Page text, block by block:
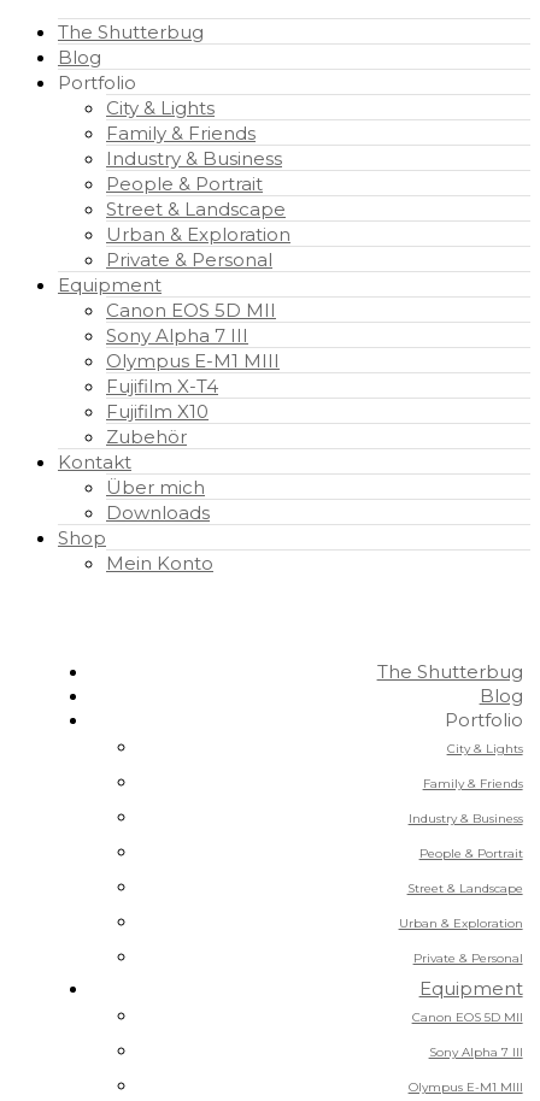
The Shutterbug
Blog
Portfolio
City & Lights
Family & Friends
Industry & Business
People & Portrait
Street & Landscape
Urban & Exploration
Private & Personal
Equipment
Canon EOS 5D MII
Sony Alpha 7 III
Olympus E-M1 MIII
Fujifilm X-T4
Fujifilm X10
Zubehör
Kontakt
Über mich
Downloads
Shop
Mein Konto
The Shutterbug
Blog
Portfolio
City & Lights
Family & Friends
Industry & Business
People & Portrait
Street & Landscape
Urban & Exploration
Private & Personal
Equipment
Canon EOS 5D MII
Sony Alpha 7 III
Olympus E-M1 MIII